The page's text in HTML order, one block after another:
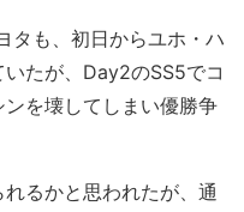
タも、初日からユホ・ハ
たが、Day2のSS5でコ
を壊してしまい優勝争
るかと思われたが、通